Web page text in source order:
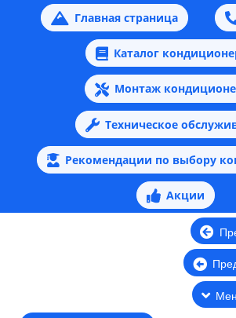
Главная страница
Каталог
Монтаж
Техническое
Рекомендации по выбору
Акции